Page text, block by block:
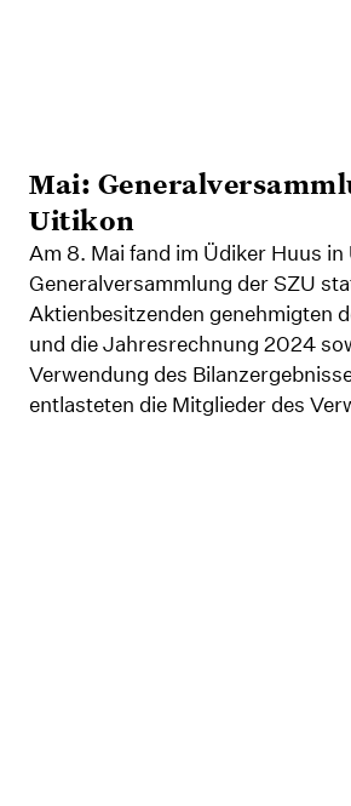
Mai:
Uitikon
Am 8. Mai fand im Üdiker Huus in
Generalversammlung der SZU
Aktienbesitzenden genehmigten
und die Jahresrechnung 2024
Verwendung des
entlasteten die Mitglieder des